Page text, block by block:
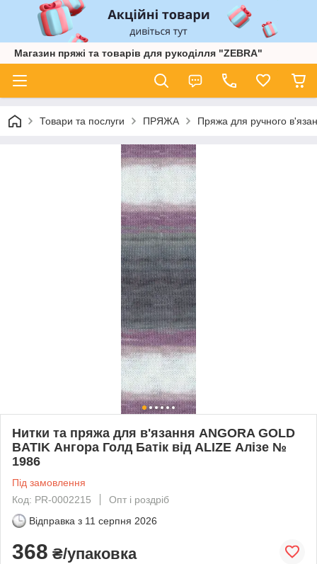
Магазин пряжі та товарів для рукоділля "ZEBRA"
Товари та послуги ПРЯЖА Пряжа для ручного
Нитки та пряжа для в'язання ANGORA GOLD
BATIK Ангора Голд Батік від ALIZE Алізе №
1986
Під замовлення
Код: PR-0002215
Опт і роздріб
Відправка з 11 серпня 2026
368 ₴/упаковка